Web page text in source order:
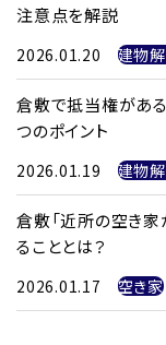
注意点を解説
2026.01.20 建物
倉敷で抵当権があ
つのポイント
2026.01.19 建物
倉敷「近所の空き
ることとは？
2026.01.17 空き家